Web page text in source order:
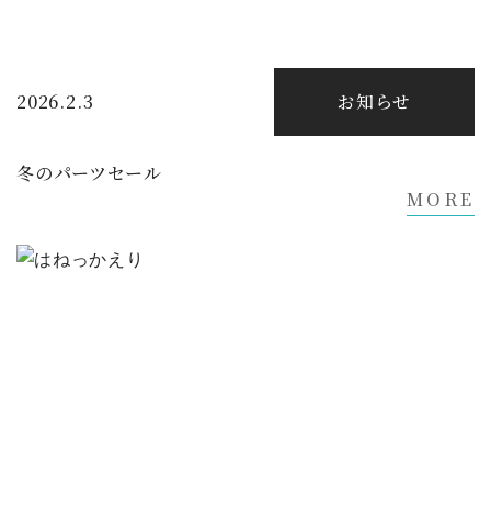
2026.2.3 お知らせ
冬のパーツセール
MORE